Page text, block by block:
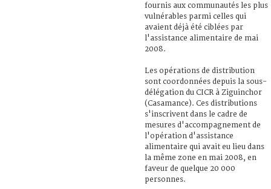
fournis aux communautés les plus
vulnérables parmi celles qui
avaient déjà été ciblées par
l'assistance alimentaire de mai
2008.
Les opérations de distribution
sont coordonnées depuis la sous-
délégation du CICR à Ziguinchor
(Casamance). Ces distributions
s'inscrivent dans le cadre de
mesures d'accompagnement de
l'opération d'assistance
alimentaire qui avait eu lieu dans
la même zone en mai 2008, en
faveur de quelque 20 000
personnes.